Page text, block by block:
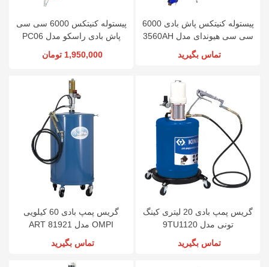
پیستوله کنیتکس پاش بادی 6000
سی سی هیوندای مدل 3560AH
تماس بگیرید
پیستوله کنیتکس 6000 سی سی
پاش بادی راسکو مدل PC06
1,950,000 تومان
گریس پمپ بادی 20 لیتری کینگ
تونی مدل 9TU1120
تماس بگیرید
گریس پمپ بادی 60 کیلویی
OMPI مدل ART 81921
تماس بگیرید